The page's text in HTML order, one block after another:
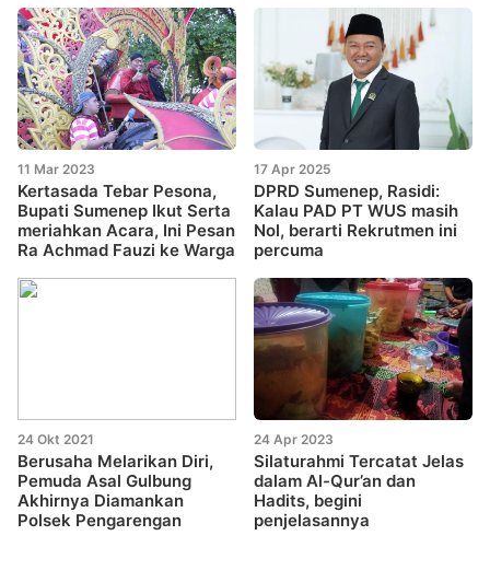
11 Mar 2023
Kertasada Tebar Pesona,
Bupati Sumenep Ikut Serta
meriahkan Acara, Ini Pesan
Ra Achmad Fauzi ke Warga
17 Apr 2025
DPRD Sumenep, Rasidi:
Kalau PAD PT WUS masih
Nol, berarti Rekrutmen ini
percuma
24 Okt 2021
Berusaha Melarikan Diri,
Pemuda Asal Gulbung
Akhirnya Diamankan
Polsek Pengarengan
24 Apr 2023
Silaturahmi Tercatat Jelas
dalam Al-Qur’an dan
Hadits, begini
penjelasannya